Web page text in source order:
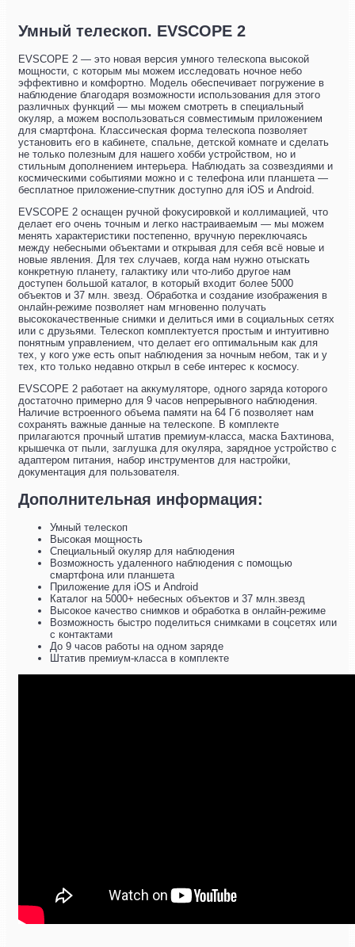
Умный телескоп. EVSCOPE 2
EVSCOPE 2 — это новая версия умного телескопа высокой
мощности, с которым мы можем исследовать ночное небо
эффективно и комфортно. Модель обеспечивает погружение в
наблюдение благодаря возможности использования для этого
различных функций — мы можем смотреть в специальный
окуляр, а можем воспользоваться совместимым приложением
для смартфона. Классическая форма телескопа позволяет
установить его в кабинете, спальне, детской комнате и сделать
не только полезным для нашего хобби устройством, но и
стильным дополнением интерьера. Наблюдать за созвездиями и
космическими событиями можно и с телефона или планшета —
бесплатное приложение-спутник доступно для iOS и Android.
EVSCOPE 2 оснащен ручной фокусировкой и коллимацией, что
делает его очень точным и легко настраиваемым — мы можем
менять характеристики постепенно, вручную переключаясь
между небесными объектами и открывая для себя всё новые и
новые явления. Для тех случаев, когда нам нужно отыскать
конкретную планету, галактику или что-либо другое нам
доступен большой каталог, в который входит более 5000
объектов и 37 млн. звезд. Обработка и создание изображения в
онлайн-режиме позволяет нам мгновенно получать
высококачественные снимки и делиться ими в социальных сетях
или с друзьями. Телескоп комплектуется простым и интуитивно
понятным управлением, что делает его оптимальным как для
тех, у кого уже есть опыт наблюдения за ночным небом, так и у
тех, кто только недавно открыл в себе интерес к космосу.
EVSCOPE 2 работает на аккумуляторе, одного заряда которого
достаточно примерно для 9 часов непрерывного наблюдения.
Наличие встроенного объема памяти на 64 Гб позволяет нам
сохранять важные данные на телескопе. В комплекте
прилагаются прочный штатив премиум-класса, маска Бахтинова,
крышечка от пыли, заглушка для окуляра, зарядное устройство с
адаптером питания, набор инструментов для настройки,
документация для пользователя.
Дополнительная информация:
Умный телескоп
Высокая мощность
Специальный окуляр для наблюдения
Возможность удаленного наблюдения с помощью
смартфона или планшета
Приложение для iOS и Android
Каталог на 5000+ небесных объектов и 37 млн.звезд
Высокое качество снимков и обработка в онлайн-режиме
Возможность быстро поделиться снимками в соцсетях или
с контактами
До 9 часов работы на одном заряде
Штатив премиум-класса в комплекте